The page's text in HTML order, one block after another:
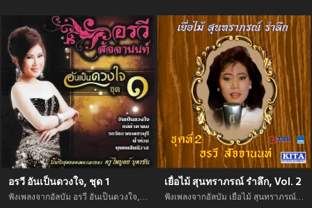
อรวี อันเป็นดวงใจ, ชุด 1
ฟังเพลงจากอัลบัม อรวี อันเป็นดวงใจ, ชุด 1 เพลงใหม่จาก อัพเดทเพลงใหม่ล่าสุดก่อนใคร ตลอดปี 2021
เยื่อไม้ สุนทราภรณ์ รำลึก, Vol. 2
ฟังเพลงจากอัลบัม เยื่อไม้ สุนทราภรณ์ รำลึก, Vol. 2 เพลงใหม่จาก อัพเดทเพลงใหม่ล่าสุดก่อนใคร ตลอดปี 2021